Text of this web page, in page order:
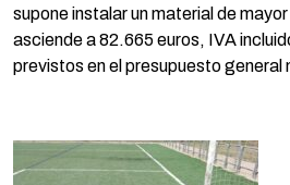
supone instalar un material de
asciende a 82.665 euros, IVA
previstos en el presupuesto general